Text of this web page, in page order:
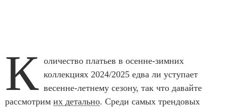
К оличество платьев в осенне-зимних
коллекциях 2024/2025 едва ли уступает
весенне-летнему сезону, так что давайте
рассмотрим их детально. Среди самых трендовых